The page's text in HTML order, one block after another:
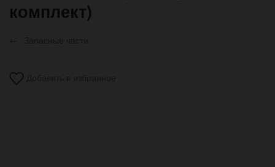
комплект)